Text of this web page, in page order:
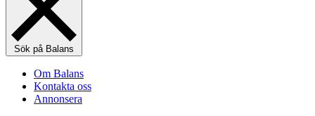
Sök på Balans
Om Balans
Kontakta oss
Annonsera